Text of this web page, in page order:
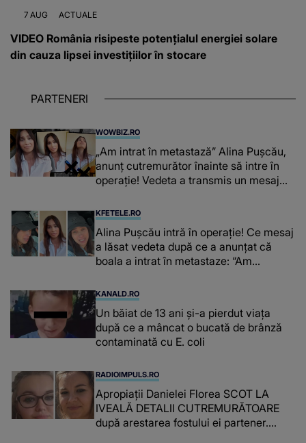
7 AUG ACTUALE
VIDEO România risipeste potențialul energiei solare
din cauza lipsei investițiilor în stocare
PARTENERI
WOWBIZ.RO
„Am intrat în metastază” Alina Pușcău,
anunț cutremurător înainte să intre în
operație! Vedeta a transmis un mesaj
KFETELE.RO
Alina Pușcău intră în operație! Ce mesaj
a lăsat vedeta după ce a anunțat că
boala a intrat în metastaze: “Am
KANALD.RO
Un băiat de 13 ani și-a pierdut viața
după ce a mâncat o bucată de brânză
contaminată cu E. coli
RADIOIMPULS.RO
Apropiații Danielei Florea SCOT LA
IVEALĂ DETALII CUTREMURĂTOARE
după arestarea fostului ei partener.